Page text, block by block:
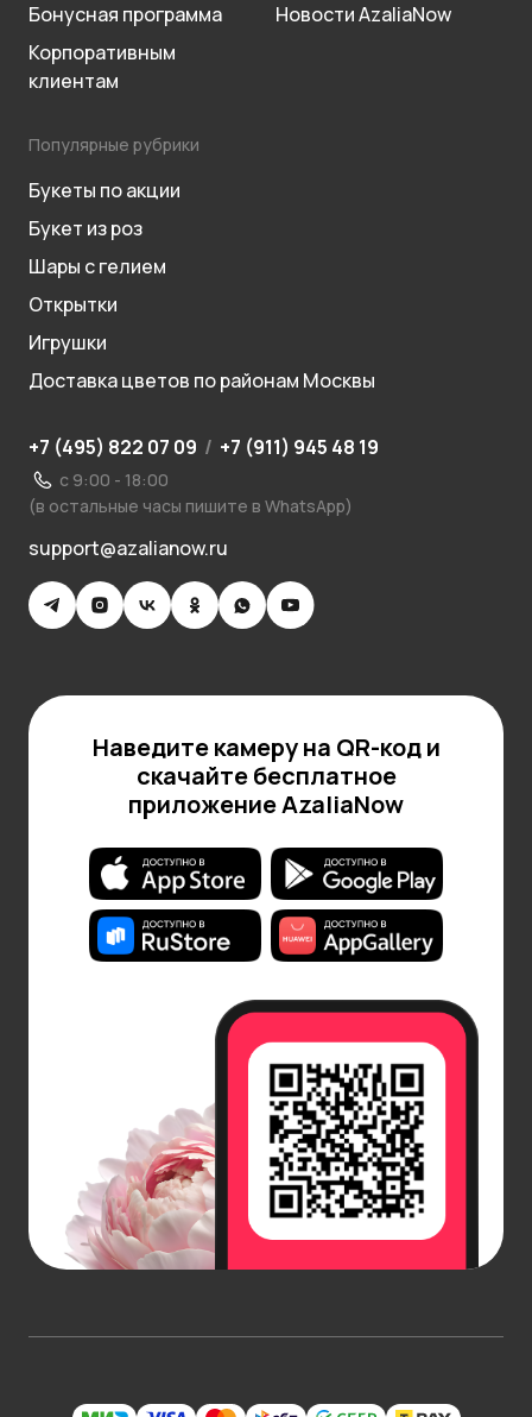
Бонусная программа
Корпоративным
клиентам
Новости AzaliaNow
Популярные рубрики
Букеты по акции
Букет из роз
Шары с гелием
Открытки
Игрушки
Доставка цветов по районам Москвы
+7 (495) 822 07 09 / +7 (911) 945 48 19
с 9:00 - 18:00
(в остальные часы пишите в WhatsApp)
support@azalianow.ru
Наведите камеру на QR-код и
скачайте бесплатное
приложение AzaliaNow